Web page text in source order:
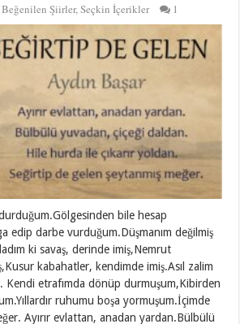
Beğenilen Şiirler,Seçkin İçerikler 1
durduğum.Gölgesinden bile hesap
edip darbe vurduğum.Düşmanım değilmiş
ki savaş, derinde imiş,Nemrut
kabahatler, kendimde imiş.Asıl zalim
Kendi etrafımda dönüp durmuşum,Kibirden
ruhumu boşa yormuşum.İçimde
Ayırır evlattan, anadan yardan.Bülbülü